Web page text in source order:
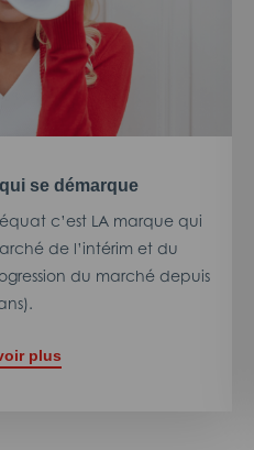
se démarque
c’est LA marque qui
de l’intérim et du
du marché depuis
plus